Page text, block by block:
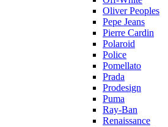
Oliver Peoples
Pepe Jeans
Pierre Cardin
Polaroid
Police
Pomellato
Prada
Prodesign
Puma
Ray-Ban
Renaissance